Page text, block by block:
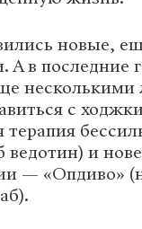
новые,
А в последние
несколькими
с
терапия
ведотин) и
— «Опдиво»